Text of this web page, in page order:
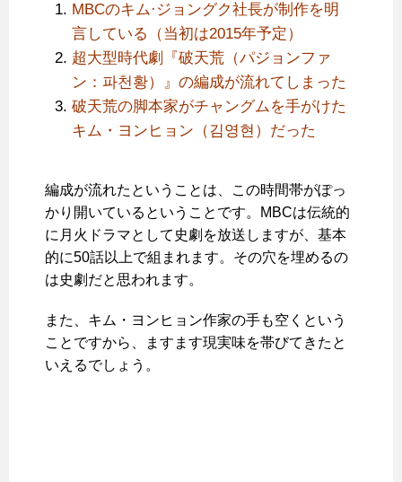
MBCのキム·ジョングク社長が制作を明
言している（当初は2015年予定）
超大型時代劇『破天荒（パジョンファ
ン：파천황）』の編成が流れてしまった
破天荒の脚本家がチャングムを手がけた
キム・ヨンヒョン（김영현）だった
編成が流れたということは、この時間帯がぽっ
かり開いているということです。MBCは伝統的
に月火ドラマとして史劇を放送しますが、基本
的に50話以上で組まれます。その穴を埋めるの
は史劇だと思われます。
また、キム・ヨンヒョン作家の手も空くという
ことですから、ますます現実味を帯びてきたと
いえるでしょう。